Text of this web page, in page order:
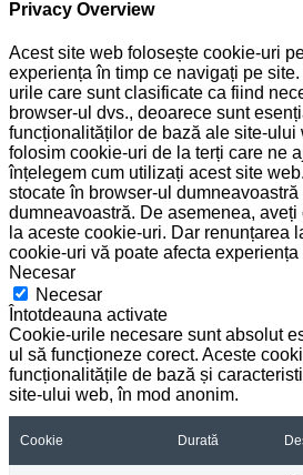
Privacy Overview
Acest site web folosește cookie-uri
experiența în timp ce navigați pe
urile care sunt clasificate ca fiind
browser-ul dvs., deoarece sunt
funcționalităților de bază ale site-ului
folosim cookie-uri de la terți care ne
înțelegem cum utilizați acest site
stocate în browser-ul dumneavoastră
dumneavoastră. De asemenea,
la aceste cookie-uri. Dar renunțarea
cookie-uri vă poate afecta experiența
Necesar
Necesar
Întotdeauna activate
Cookie-urile necesare sunt absolut
ul să funcționeze corect. Aceste
funcționalitățile de bază și
site-ului web, în mod anonim.
Cookie Durată